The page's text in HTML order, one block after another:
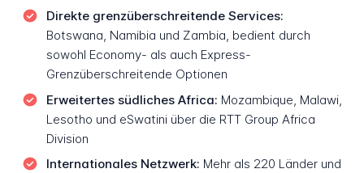
Direkte grenzüberschreitende Services:
Botswana, Namibia und Zambia, bedient durch
sowohl Economy- als auch Express-
Grenzüberschreitende Optionen
Erweitertes südliches Africa: Mozambique, Malawi,
Lesotho und eSwatini über die RTT Group Africa
Division
Internationales Netzwerk: Mehr als 220 Länder und